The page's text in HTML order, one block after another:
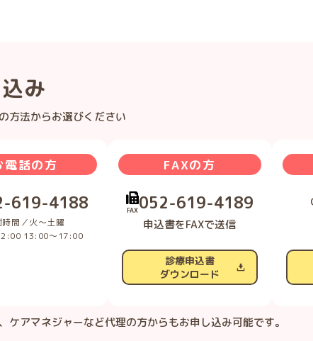
み
方法からお選びください
電話の方
619-4188
時間／火〜土曜
13:00〜17:00
FAXの方
FAX052-619-4189
申込書をFAXで送信
診療申込書
ダウンロード
ケアマネジャーなど代理の方からもお申し込み可能です。